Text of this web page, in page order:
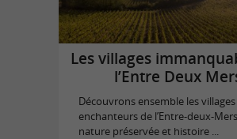
Les villages
l’Entre Deux
Découvrons ensemble les villages
enchanteurs de l’Entre-deux-
nature préservée et histoire ...